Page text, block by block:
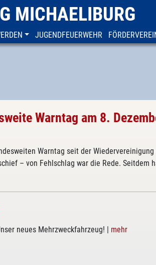
MICHAELIBURG
JUGENDFEUERWEHR
Warntag am 8.
Warntag seit der Wiedervereinigung
– von Fehlschlag war die Rede. Seitdem
neues Mehrzweckfahrzeug! | mehr